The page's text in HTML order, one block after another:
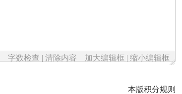
字数检查 | 清除内容 加大编辑框| 缩小编辑框
本版积分规则